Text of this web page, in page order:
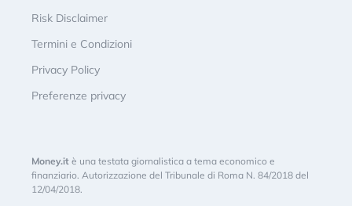
Risk Disclaimer
Termini e Condizioni
Privacy Policy
Preferenze privacy
Money.it è una testata giornalistica a tema economico e
finanziario. Autorizzazione del Tribunale di Roma N. 84/2018 del
12/04/2018.